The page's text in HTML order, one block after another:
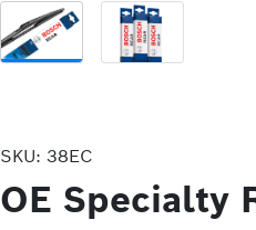
SKU: 38EC
OE Specialty